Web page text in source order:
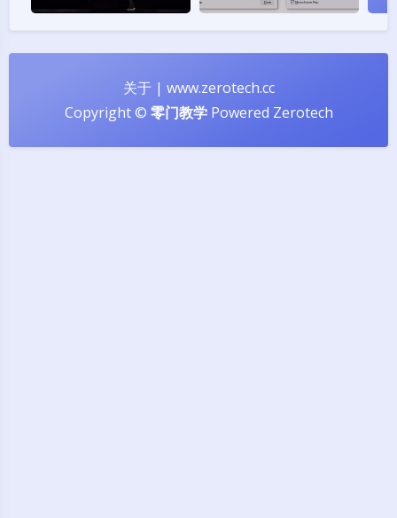
关于| www.zerotech.cc
Copyright © 零门教学Powered Zerotech